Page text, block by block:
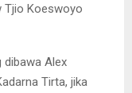
Tjio Koeswoyo
dibawa Alex
Tirta, jika